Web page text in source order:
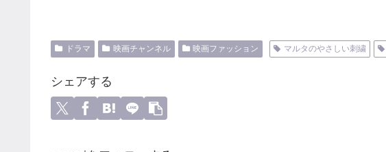
ドラマ 映画チャンネル 映画ファッション マルタのやさしい刺繍
シェアする